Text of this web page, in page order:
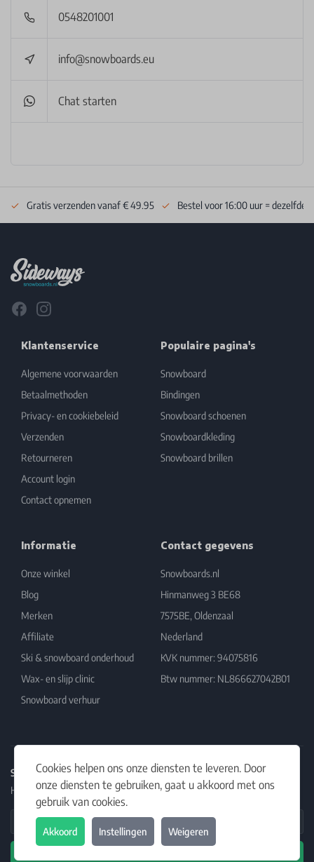
0548201001
info@snowboards.eu
Chat starten
Cookies helpen ons onze diensten te leveren. Door
onze diensten te gebruiken, gaat u akkoord met ons
gebruik van cookies.
Akkoord Instellingen Weigeren
Gratis verzenden vanaf € 49.95 Bestel voor 16:00 uur = dezelfde
FacebookInstagram
Klantenservice
Algemene voorwaarden
Betaalmethoden
Privacy- en cookiebeleid
Verzenden
Retourneren
Account login
Contact opnemen
Populaire pagina's
Snowboard
Bindingen
Snowboard schoenen
Snowboardkleding
Snowboard brillen
Informatie
Onze winkel
Blog
Merken
Affiliate
Ski & snowboard onderhoud
Wax- en slijp clinic
Snowboard verhuur
Contact gegevens
Snowboards.nl
Hinmanweg 3 BE68
7575BE, Oldenzaal
Nederland
KVK nummer: 94075816
Btw nummer: NL866627042B01
Schrijf je in op onze nieuwsbrief
Het laatste nieuws, artikelen en aanbiedingen in jouw inbox.
Email Address